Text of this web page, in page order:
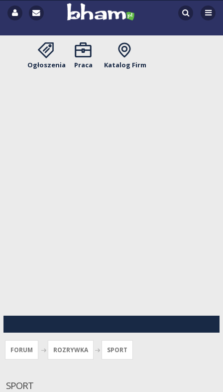
Ogłoszenia Praca Katalog Firm
FORUM ROZRYWKA SPORT
SPORT